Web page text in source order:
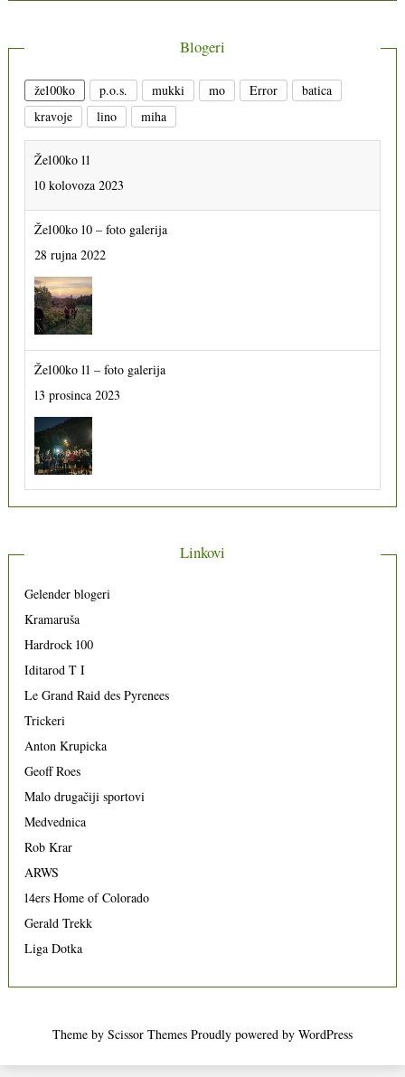
Blogeri
že100ko p.o.s. mukki mo Error
batica
kravoje
lino miha
Že100ko 11
10 kolovoza 2023
Že100ko 10 – foto galerija
28 rujna 2022
Že100ko 11 – foto galerija
13 prosinca 2023
Linkovi
Gelender blogeri
Kramaruša
Hardrock 100
Iditarod T I
Le Grand Raid des Pyrenees
Trickeri
Anton Krupicka
Geoff Roes
Malo drugačiji sportovi
Medvednica
Rob Krar
ARWS
14ers Home of Colorado
Gerald Trekk
Liga Dotka
Theme by Scissor Themes Proudly powered by WordPress